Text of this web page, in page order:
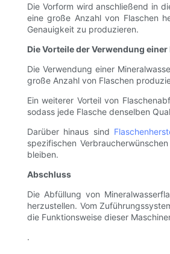
Die Vorform wird anschließend in
eine große Anzahl von Flaschen
Genauigkeit zu produzieren.
Die Vorteile der Verwendung
Die Verwendung einer
große Anzahl von Flaschen
Ein weiterer Vorteil von
sodass jede Flasche denselben
Darüber hinaus sind
spezifischen
bleiben.
Abschluss
Die Abfüllung von
herzustellen. Vom
die Funktionsweise dieser
.